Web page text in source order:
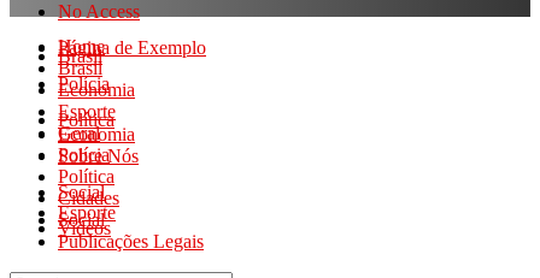
No Access
Página de Exemplo
Polícia
Política
Sobre Nós
Social
Videos
Brasil
Economia
Esporte
Home
Brasil
Economia
Esporte
Geral
Polícia
Política
Cidades
Social
Publicações Legais